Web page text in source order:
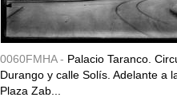
0060FMHA - Palacio Taranco.
Durango y calle Solís. Adelante a
Plaza Zab...